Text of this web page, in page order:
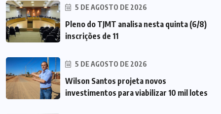
5 DE AGOSTO DE 2026
Pleno do TJMT analisa nesta quinta (6/8)
inscrições de 11
5 DE AGOSTO DE 2026
Wilson Santos projeta novos
investimentos para viabilizar 10 mil lotes